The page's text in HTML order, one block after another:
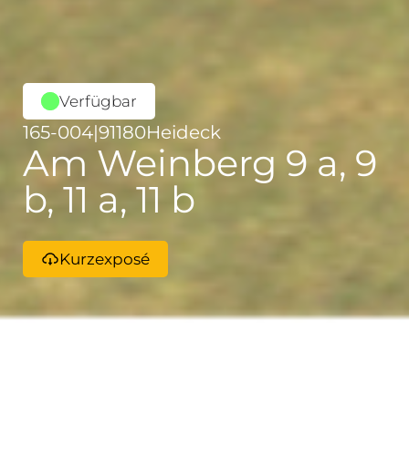
Verfügbar
165-004|91180Heideck
Am Weinberg 9 a, 9
b, 11 a, 11 b
Kurzexposé